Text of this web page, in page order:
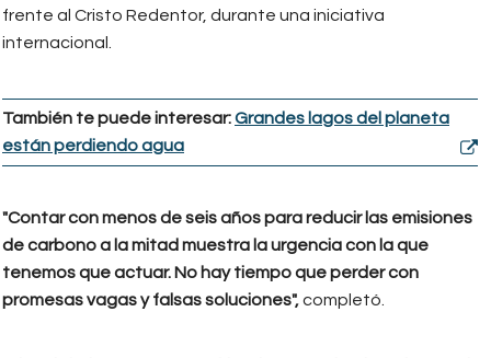
También te puede interesar:Grandes lagos del planeta
están perdiendo agua
"Contar con menos de seis años para reducir las emisiones
de carbono a la mitad muestra la urgencia con la que
tenemos que actuar. No hay tiempo que perder con
promesas vagas y falsas soluciones",completó.